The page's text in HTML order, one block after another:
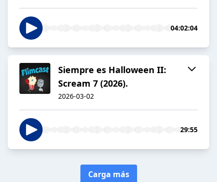
04:02:04
Siempre es Halloween II:
Scream 7 (2026).
2026-03-02
29:55
Carga más